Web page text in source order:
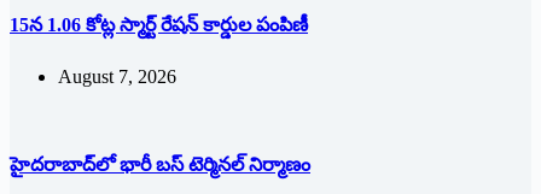
15న 1.06 కోట్ల స్మార్ట్ రేషన్ కార్డుల పంపిణీ
August 7, 2026
హైదరాబాద్‌లో భారీ బస్‌ ‌టెర్మినల్‌ ‌నిర్మాణం